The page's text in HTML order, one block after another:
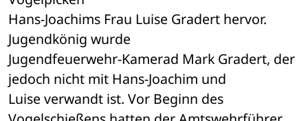
Hans-Joachims Frau Luise Gradert hervor.
Jugendkönig wurde
Jugendfeuerwehr-Kamerad Mark Gradert, der
jedoch nicht mit Hans-Joachim und
Luise verwandt ist. Vor Beginn des